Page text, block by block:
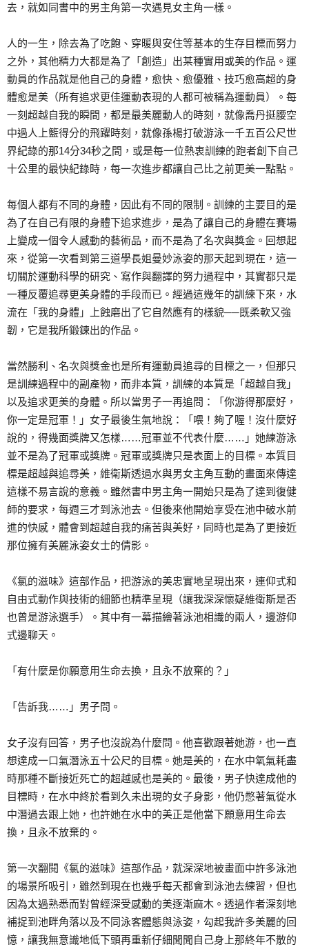
去，就如同書中的男主角第一次遇見女主角一樣。
人的一生，除去為了吃飽、穿暖與安住等基本的生存目標而努力
之外，其他精力大都是為了「創造」出某種實用或美的作品。運
動員的作品就是他自己的身體，愈快、愈優雅、技巧愈高超的身
體愈是美（所有追求更佳運動表現的人都可被稱為運動員）。每
一刻超越自我的瞬間，都是最美麗動人的時刻，就像喬丹挺腰空
中過人上籃得分的飛躍時刻，就像孫楊打破游泳一千五百公尺世
界紀錄的那14分34秒之間，或是每一位熱衷訓練的跑者創下自己
十公里的最快紀錄時，每一次進步都讓自己比之前更美一點點。
每個人都有不同的身體，因此有不同的限制。訓練的主要目的是
為了在自己有限的身體下追求進步，是為了讓自己的身體在賽場
上變成一個令人感動的藝術品，而不是為了名次與獎金。回想起
來，從第一次看到第三道學長姐曼妙泳姿的那天起到現在，這一
切關於運動科學的研究、寫作與翻譯的努力過程中，其實都只是
一種反覆追尋更美身體的手段而已。經過這幾年的訓練下來，水
流在「我的身體」上蝕磨出了它自然應有的樣貌──既柔軟又強
韌，它是我所鍛鍊出的作品。
當然勝利、名次與獎金也是所有運動員追尋的目標之一，但那只
是訓練過程中的副產物，而非本質，訓練的本質是「超越自我」
以及追求更美的身體。所以當男子一再追問：「你游得那麼好，
你一定是冠軍！」女子最後生氣地說：「喂！夠了喔！沒什麼好
說的，得幾面獎牌又怎樣……冠軍並不代表什麼……」她練游泳
並不是為了冠軍或獎牌。冠軍或獎牌只是表面上的目標。本質目
標是超越與追尋美，維衛斯透過水與男女主角互動的畫面來傳達
這樣不易言說的意義。雖然書中男主角一開始只是為了達到復健
師的要求，每週三才到泳池去。但後來他開始享受在池中破水前
進的快感，體會到超越自我的痛苦與美好，同時也是為了更接近
那位擁有美麗泳姿女士的倩影。
《氯的滋味》這部作品，把游泳的美忠實地呈現出來，連仰式和
自由式動作與技術的細節也精準呈現（讓我深深懷疑維衛斯是否
也曾是游泳選手）。其中有一幕描繪著泳池相識的兩人，邊游仰
式邊聊天。
「有什麼是你願意用生命去換，且永不放棄的？」
「告訴我……」男子問。
女子沒有回答，男子也沒說為什麼問。他喜歡跟著她游，也一直
想達成一口氣潛泳五十公尺的目標。她是美的，在水中氧氣耗盡
時那種不斷接近死亡的超越感也是美的。最後，男子快達成他的
目標時，在水中終於看到久未出現的女子身影，他仍憋著氣從水
中潛過去跟上她，也許她在水中的美正是他當下願意用生命去
換，且永不放棄的。
第一次翻閱《氯的滋味》這部作品，就深深地被畫面中許多泳池
的場景所吸引，雖然到現在也幾乎每天都會到泳池去練習，但也
因為太過熟悉而對曾經深受感動的美逐漸麻木。透過作者深刻地
補捉到池畔角落以及不同泳客體態與泳姿，勾起我許多美麗的回
憶，讓我無意識地低下頭再重新仔細聞聞自己身上那終年不散的